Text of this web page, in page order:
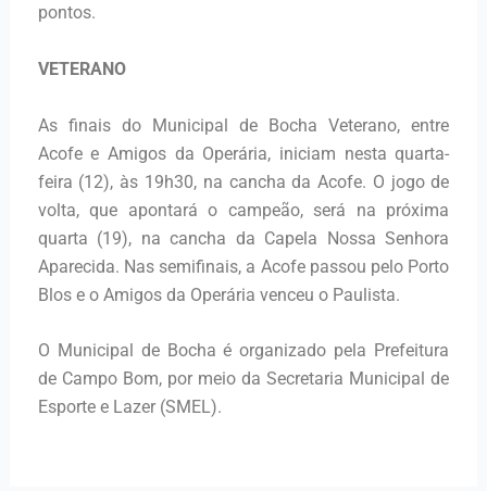
pontos.
VETERANO
As finais do Municipal de Bocha Veterano, entre
Acofe e Amigos da Operária, iniciam nesta quarta-
feira (12), às 19h30, na cancha da Acofe. O jogo de
volta, que apontará o campeão, será na próxima
quarta (19), na cancha da Capela Nossa Senhora
Aparecida. Nas semifinais, a Acofe passou pelo Porto
Blos e o Amigos da Operária venceu o Paulista.
O Municipal de Bocha é organizado pela Prefeitura
de Campo Bom, por meio da Secretaria Municipal de
Esporte e Lazer (SMEL).